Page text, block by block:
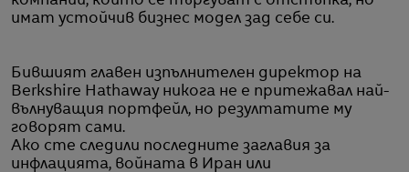
имат устойчив бизнес модел зад себе си.
Бившият главен изпълнителен директор на
Berkshire Hathaway никога не е притежавал най-
вълнуващия портфейл, но резултатите му
говорят сами.
Ако сте следили последните заглавия за
инфлацията, войната в Иран или